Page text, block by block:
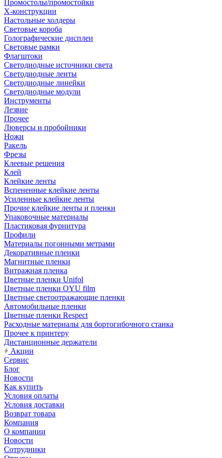
Промостолы/промостойки
Х-конструкции
Настольные холдеры
Световые короба
Голографические дисплеи
Световые рамки
Флагштоки
Светодиодные источники света
Светодиодные ленты
Светодиодные линейки
Светодиодные модули
Инструменты
Лезвие
Прочее
Люверсы и пробойники
Ножи
Ракель
Фрезы
Клеевые решения
Клей
Клейкие ленты
Вспененные клейкие ленты
Усиленные клейкие ленты
Прочие клейкие ленты и пленки
Упаковочные материалы
Пластиковая фурнитура
Профили
Материалы погонными метрами
Декоративные пленки
Магнитные пленки
Витражная пленка
Цветные пленки Unifol
Цветные пленки OYU film
Цветные светоотражающие пленки
Автомобильные пленки
Цветные пленки Respect
Расходные материалы для бортогибочного станка
Прочее к принтеру
Дистанционные держатели
Акции
Сервис
Блог
Новости
Как купить
Условия оплаты
Условия доставки
Возврат товара
Компания
О компании
Новости
Сотрудники